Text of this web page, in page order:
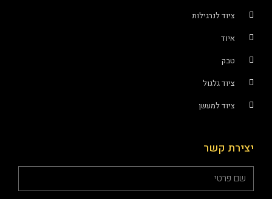
ציוד לנרגילות
איוד
טבק
ציוד גלגול
ציוד למעשן
יצירת קשר